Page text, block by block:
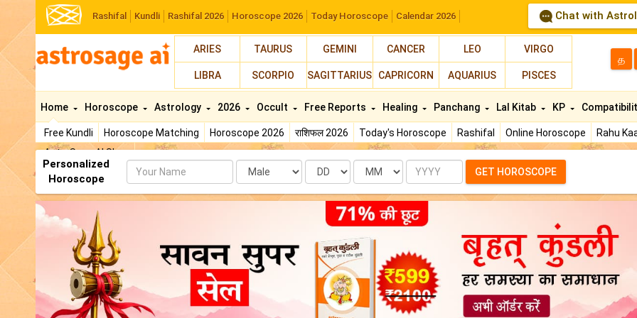
Rashifal Kundli Rashifal 2026 Horoscope 2026 Today Horoscope Calendar 2026 Chat with
ARIES TAURUS GEMINI CANCER LEO VIRGO
LIBRA SCORPIO SAGITTARIUS CAPRICORN AQUARIUS PISCES
த
Home
Free Kundli Horoscope Matching Horoscope 2026 राशिफल 2026 Today's Horoscope Rashifal Online Horoscope Rahu
AstroSage AI Shop
Horoscope Astrology 2026 Occult Free Reports Healing Panchang Lal Kitab KP
Personalized
Horoscope
Name Date Month Year GET HOROSCOPE